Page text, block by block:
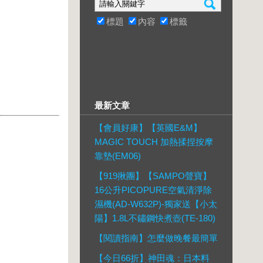
標題 內容 標籤
最新文章
【會員好康】【英國E&M】
MAGIC TOUCH 加熱揉捏按摩
靠墊(EM06)
【919揪團】【SAMPO聲寶】
16公升PICOPURE空氣清淨除
濕機(AD-W632P)-獨家送【小太
陽】1.8L不鏽鋼快煮壺(TE-180)
【閱讀指南】怎麼做晚餐最簡單
【今日66折】神田魂：日本料